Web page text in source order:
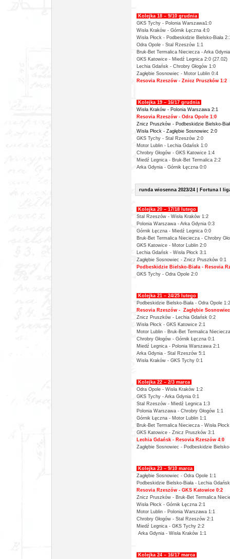
Kolejka 18 – 9/10 grudnia
GKS Tychy - Polonia Warszawa1:0
Wisła Kraków - Górnik Łęczna 4:0
Wisła Płock - Podbeskidzie Bielsko-Biała
Odra Opole - Stal Rzeszów 1:1
Bruk-Bet Termalica Nieciecza - Arka
GKS Katowice - Miedź Legnica 2:0 (27.02)
Lechia Gdańsk - Chrobry Głogów 1:0
Zagłębie Sosnowiec - Motor Lublin 0:4
Resovia Rzeszów - Znicz Pruszków 1:2
Kolejka 19 – 16/17 grudnia
Wisła Kraków - Polonia Warszawa 2:1
Resovia Rzeszów - Odra Opole 1:0
Znicz Pruszków - Podbeskidzie Bielsko-
Wisła Płock - Zagłębie Sosnowiec 2:0
GKS Tychy - Stal Rzeszów 2:0
Motor Lublin - Lechia Gdańsk 1:0
Chrobry Głogów - GKS Katowice 1:4
Miedź Legnica - Bruk-Bet Termalica 2:2
Arka Gdynia - Górnik Łęczna 0:0
runda wiosenna 2023/24 | Fortuna I
Kolejka 20 – 17/18 lutego
Stal Rzeszów - Wisła Kraków 1:2
Polonia Warszawa - Arka Gdynia 0:3
Górnik Łęczna - Miedź Legnica 0:0
Bruk-Bet Termalica Nieciecza - Chrobry
GKS Katowice - Motor Lublin 2:0
Lechia Gdańsk - Wisła Płock 3:1
Zagłębie Sosnowiec - Znicz Pruszków 0:1
Podbeskidzie Bielsko-Biała - Resovia
GKS Tychy - Odra Opole 2:0
Kolejka 21 – 24/25 lutego
Podbeskidzie Bielsko-Biała - Odra Opole 1:2
Resovia Rzeszów - Zagłębie
Znicz Pruszków - Lechia Gdańsk 0:2
Wisła Płock - GKS Katowice 2:1
Motor Lublin - Bruk-Bet Termalica
Chrobry Głogów - Górnik Łęczna 0:1
Miedź Legnica - Polonia Warszawa 2:1
Arka Gdynia - Stal Rzeszów 5:1
Wisła Kraków - GKS Tychy 0:1
Kolejka 22 – 2/3 marca
Odra Opole - Wisła Kraków 1:2
GKS Tychy - Arka Gdynia 0:1
Stal Rzeszów - Miedź Legnica 1:3
Polonia Warszawa - Chrobry Głogów 1:1
Górnik Łęczna - Motor Lublin 1:1
Bruk-Bet Termalica Nieciecza - Wisła
GKS Katowice - Znicz Pruszków 3:1
Lechia Gdańsk - Resovia Rzeszów 4:0
Zagłębie Sosnowiec - Podbeskidzie
Kolejka 23 – 9/10 marca
Zagłębie Sosnowiec - Odra Opole 1:1
Podbeskidzie Bielsko-Biała - Lechia
Resovia Rzeszów - GKS Katowice 0:2
Znicz Pruszków - Bruk-Bet Termalica
Wisła Płock - Górnik Łęczna 2:1
Motor Lublin - Polonia Warszawa 1:1
Chrobry Głogów - Stal Rzeszów 2:1
Miedź Legnica - GKS Tychy 2:2
Arka Gdynia - Wisła Kraków 1:1
Kolejka 24 – 16/17 marca